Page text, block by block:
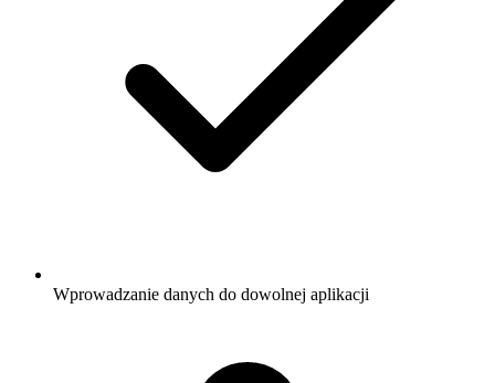
Wprowadzanie danych do dowolnej aplikacji